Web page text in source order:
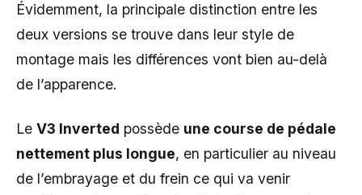
Évidemment, la principale distinction entre les
deux versions se trouve dans leur style de
montage mais les différences vont bien au-delà
de l’apparence.
Le V3 Inverted possède une course de pédale
nettement plus longue, en particulier au niveau
de l’embrayage et du frein ce qui va venir